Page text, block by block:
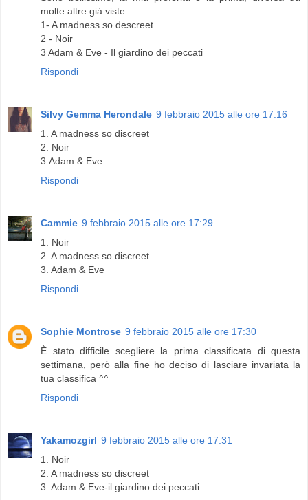
molte altre già viste:
1- A madness so descreet
2 - Noir
3 Adam & Eve - Il giardino dei peccati
Rispondi
Silvy Gemma Herondale 9 febbraio 2015 alle ore 17:16
1. A madness so discreet
2. Noir
3.Adam & Eve
Rispondi
Cammie 9 febbraio 2015 alle ore 17:29
1. Noir
2. A madness so discreet
3. Adam & Eve
Rispondi
Sophie Montrose 9 febbraio 2015 alle ore 17:30
È stato difficile scegliere la prima classificata di questa
settimana, però alla fine ho deciso di lasciare invariata la
tua classifica ^^
Rispondi
Yakamozgirl 9 febbraio 2015 alle ore 17:31
1. Noir
2. A madness so discreet
3. Adam & Eve-il giardino dei peccati